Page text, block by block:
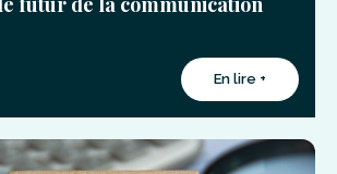
En lire +